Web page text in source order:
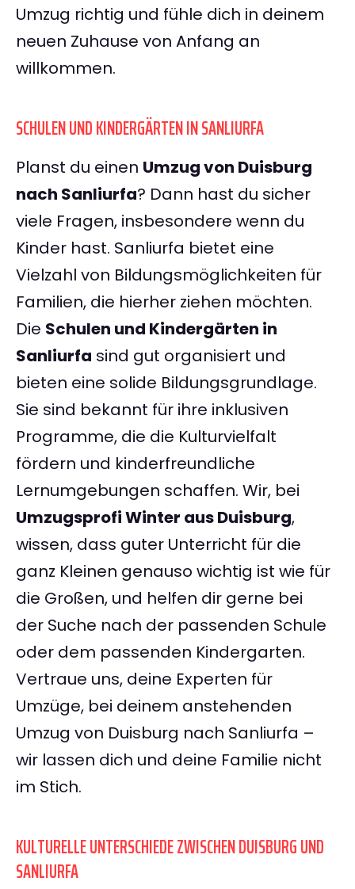
Umzug richtig und fühle dich in deinem
neuen Zuhause von Anfang an
willkommen.
SCHULEN UND KINDERGÄRTEN IN SANLIURFA
Planst du einen Umzug von Duisburg
nach Sanliurfa? Dann hast du sicher
viele Fragen, insbesondere wenn du
Kinder hast. Sanliurfa bietet eine
Vielzahl von Bildungsmöglichkeiten für
Familien, die hierher ziehen möchten.
Die Schulen und Kindergärten in
Sanliurfa sind gut organisiert und
bieten eine solide Bildungsgrundlage.
Sie sind bekannt für ihre inklusiven
Programme, die die Kulturvielfalt
fördern und kinderfreundliche
Lernumgebungen schaffen. Wir, bei
Umzugsprofi Winter aus Duisburg,
wissen, dass guter Unterricht für die
ganz Kleinen genauso wichtig ist wie für
die Großen, und helfen dir gerne bei
der Suche nach der passenden Schule
oder dem passenden Kindergarten.
Vertraue uns, deine Experten für
Umzüge, bei deinem anstehenden
Umzug von Duisburg nach Sanliurfa –
wir lassen dich und deine Familie nicht
im Stich.
KULTURELLE UNTERSCHIEDE ZWISCHEN DUISBURG UND
SANLIURFA